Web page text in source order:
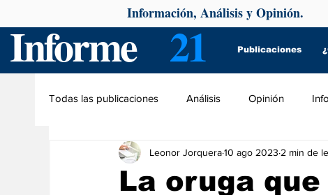
Informe 21 Publicaciones
Información, Análisis y Opinión.
Todas las publicaciones Análisis Opinión
La oruga
Leonor Jorquera10 ago 2023 2 min de